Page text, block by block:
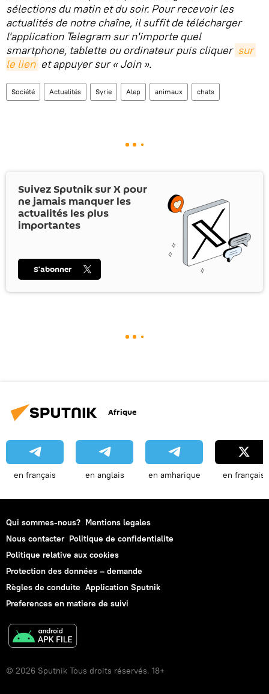
sélections du matin et du soir. Pour recevoir les
actualités de notre chaîne, il suffit de télécharger
l'application Telegram sur n'importe quel
smartphone, tablette ou ordinateur puis cliquer sur
le lien et appuyer sur « Join ».
Société Actualités Syrie Alep animaux chats
Suivez Sputnik surX pour
ne jamais manquer les
actualités les plus
importantes
S’abonner
Afrique
en français en anglais en amharique en français
Qui sommes-nous? Mentions legales
Nous contacter Politique de confidentialite
Politique relative aux cookies
Protection des données – demande
Règles de conduite Application Sputnik
Preferences en matiere de suivi
© 2026 Sputnik Tous droits réservés. 18+